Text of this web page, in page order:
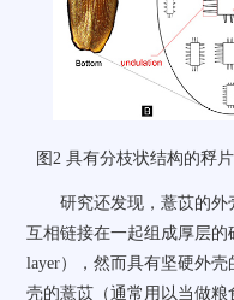
图 2 具有分枝状结构的稃
研究还发现，薏苡的
互相链接在一起组成厚层的
layer），然而具有坚硬外
壳的薏苡（通常用以当做